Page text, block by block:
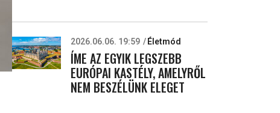
2026.06.06. 19:59 Életmód
ÍME AZ EGYIK LEGSZEBB
EURÓPAI KASTÉLY, AMELYRŐL
NEM BESZÉLÜNK ELEGET